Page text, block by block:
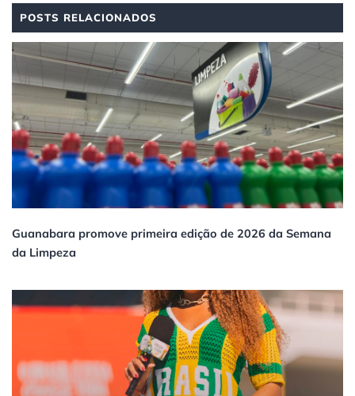
POSTS RELACIONADOS
Guanabara promove primeira edição de 2026 da Semana
da Limpeza